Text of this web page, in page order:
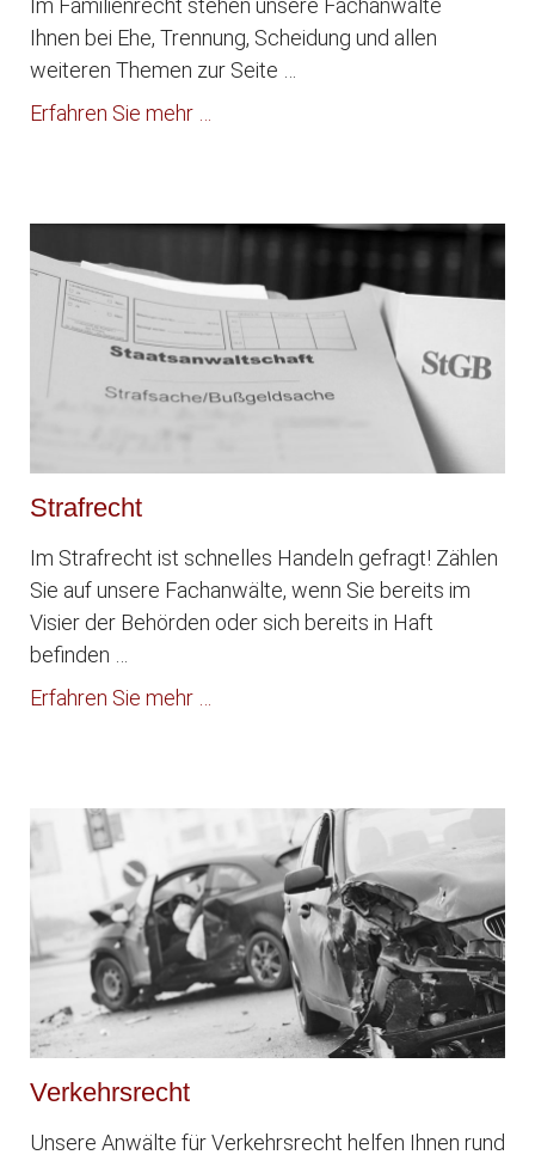
Im Familienrecht stehen unsere Fachanwälte
Ihnen bei Ehe, Trennung, Scheidung und allen
weiteren Themen zur Seite …
Erfahren Sie mehr …
Strafrecht
Im Strafrecht ist schnelles Handeln gefragt! Zählen
Sie auf unsere Fachanwälte, wenn Sie bereits im
Visier der Behörden oder sich bereits in Haft
befinden …
Erfahren Sie mehr …
Verkehrsrecht
Unsere Anwälte für Verkehrsrecht helfen Ihnen rund